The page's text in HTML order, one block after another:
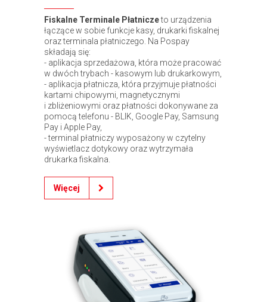
Fiskalne Terminale Płatniczeto urządzenia
łączące w sobie funkcje kasy, drukarki fiskalnej
oraz terminala płatniczego. Na Pospay
składają się:
- aplikacja sprzedażowa, która może pracować
w dwóch trybach - kasowym lub drukarkowym,
- aplikacja płatnicza, która przyjmuje płatności
kartami chipowymi, magnetycznymi
i zbliżeniowymi oraz płatności dokonywane za
pomocą telefonu - BLIK, Google Pay, Samsung
Pay i Apple Pay,
- terminal płatniczy wyposażony w czytelny
wyświetlacz dotykowy oraz wytrzymała
drukarka fiskalna.
Więcej